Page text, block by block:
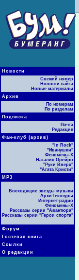
Новости
Свежий номер
Новости сайта
Новые материалы
Архив
По номерам
По разделам
Подписка
Почта
Редакция
Фан-клуб (архив)
"In Rock"
"Иванушки"
Феномены-Х
Наталия Орейро
"Руки Вверх"
"Агата Кристи"
МР3
Восходящие звезды музыки
АрхиТекстуры
Интернет-радио
Феномены-Х
Рассказы серии "Авантюра"
Рассказы серии "Герои спорта"
Форум
Гостевая книга
Ссылки
О редакции